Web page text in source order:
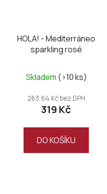
HOLA! - Mediterráneo
sparkling rosé
Skladem (>10 ks)
263,64 Kč bez DPH
319 Kč
DO KOŠÍKU